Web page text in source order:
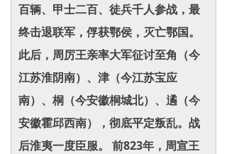
百辆、甲士二百、徒兵千人参战，最
终击退联军，俘获鄂侯，灭亡鄂国。
此后，周厉王亲率大军征讨至角（今
江苏淮阴南）、津（今江苏宝应
南）、桐（今安徽桐城北）、遹（今
安徽霍邱西南），彻底平定叛乱。战
后淮夷一度臣服。 前823年，周宣王